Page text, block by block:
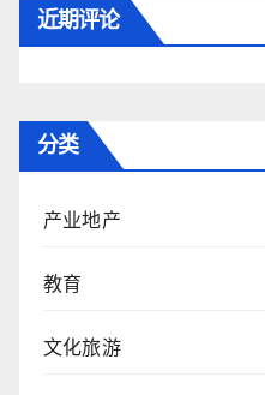
近期评论
分类
产业地产
教育
文化旅游